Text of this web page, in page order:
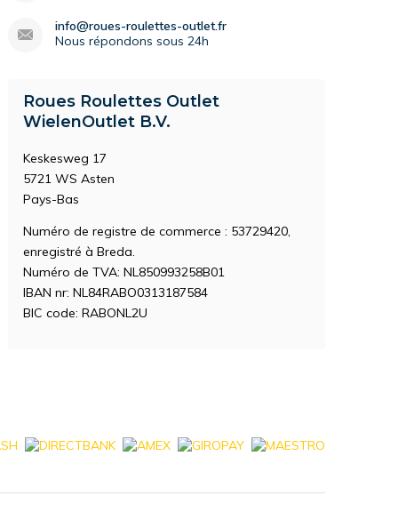
info@roues-roulettes-outlet.fr
Nous répondons sous 24h
Roues Roulettes Outlet
WielenOutlet B.V.
Keskesweg 17
5721 WS Asten
Pays-Bas
Numéro de registre de commerce : 53729420,
enregistré à Breda.
Numéro de TVA: NL850993258B01
IBAN nr: NL84RABO0313187584
BIC code: RABONL2U